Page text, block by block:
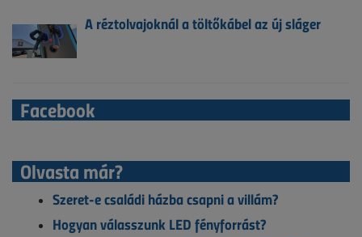
A réztolvajoknál a töltőkábel az új sláger
Facebook
Olvasta már?
Szeret-e családi házba csapni a villám?
Hogyan válasszunk LED fényforrást?